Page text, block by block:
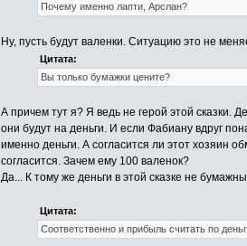
Почему именно лапти, Арслан?
Ну, пусть будут валенки. Ситуацию это не
Цитата:
Вы только бумажки цените?
А причем тут я? Я ведь не герой этой сказки.
они будут на деньги. И если Фабиану вдруг
именно деньги. А согласится ли этот хозяин
согласится. Зачем ему 100 валенок?
Да... К тому же деньги в этой сказке не
Цитата:
Соответственно и прибыль считать по